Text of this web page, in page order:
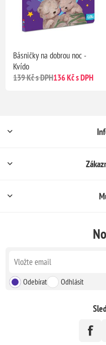
Básničky na dobrou noc -
Kvído
139 Kč s DPH136 Kč s DPH
Odebírat Odhlásit